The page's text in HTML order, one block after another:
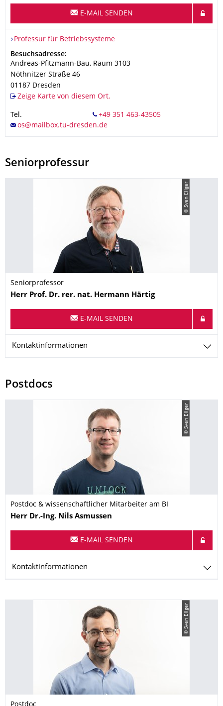
E-MAIL SENDEN
Organisationsname
Professur für Betriebssysteme
Professur für Betriebssysteme
Adresse
Besuchsadresse:
Andreas-Pfitzmann-Bau, Raum 3103
Nöthnitzer Straße 46
01187 Dresden
Zeige Karte von diesem Ort.
Tel.
Seniorprofessur
© Sven Ellger
Seniorprofessor
Name
Herr Prof. Dr. rer. nat. Hermann Härtig
E-MAIL SENDEN
Kontaktinformationen
Postdocs
© Sven Ellger
Postdoc & wissenschaftlicher Mitarbeiter am BI
Name
Herr Dr.-Ing. Nils Asmussen
E-MAIL SENDEN
Kontaktinformationen
© Sven Ellger